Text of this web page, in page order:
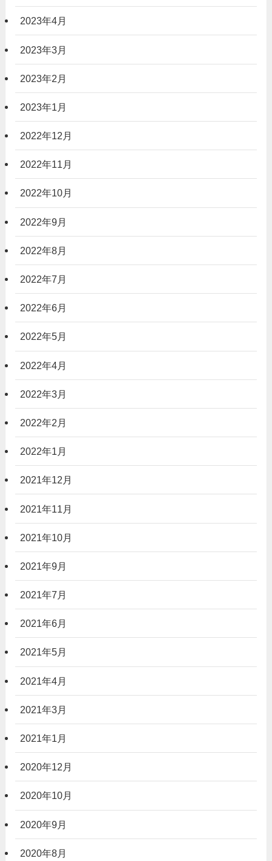
2023年4月
2023年3月
2023年2月
2023年1月
2022年12月
2022年11月
2022年10月
2022年9月
2022年8月
2022年7月
2022年6月
2022年5月
2022年4月
2022年3月
2022年2月
2022年1月
2021年12月
2021年11月
2021年10月
2021年9月
2021年7月
2021年6月
2021年5月
2021年4月
2021年3月
2021年1月
2020年12月
2020年10月
2020年9月
2020年8月